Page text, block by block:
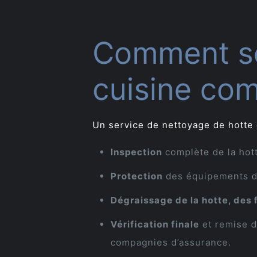
Comment
cuisine
Un service de nettoyage de
Inspection complète de la
Protection des équipements
Dégraissage de la hotte,
Vérification finale et remise
compagnies d’assurance.